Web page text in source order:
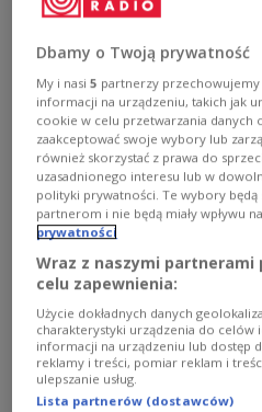
who questionedSkrzypek
placed under protection
threats from political
Autopsy confirms heart
Preliminary autopsy
a longtime aide to
wing Law and Justice (PiS)
March 15, at the age of 66
attack.
There were no
contributed to her sudden
Dbamy o Twoją prywatność
My i nasi5 partnerzy
informacji na urządzeniu, takich jak
cookie w celu przetwarzania danych
zaakceptować swoje wybory lub
również skorzystać z prawa do
uzasadnionego interesu lub w
polityki prywatności. Te wybory będą
partnerom i nie będą miały wpływu
prywatności
Wraz z naszymi
celu zapewnienia:
Użycie dokładnych danych
charakterystyki urządzenia do celów
informacji na urządzeniu lub dostęp
reklamy i treści, pomiar reklam i
ulepszanie usług.
Lista partnerów (dostawców)